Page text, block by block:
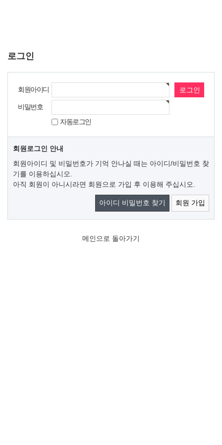
로그인
회원아이디
비밀번호
자동로그인
회원로그인 안내
회원아이디 및 비밀번호가 기억 안나실 때는 아이디/비밀번호 찾
기를 이용하십시오.
아직 회원이 아니시라면 회원으로 가입 후 이용해 주십시오.
아이디 비밀번호 찾기 회원 가입
메인으로 돌아가기